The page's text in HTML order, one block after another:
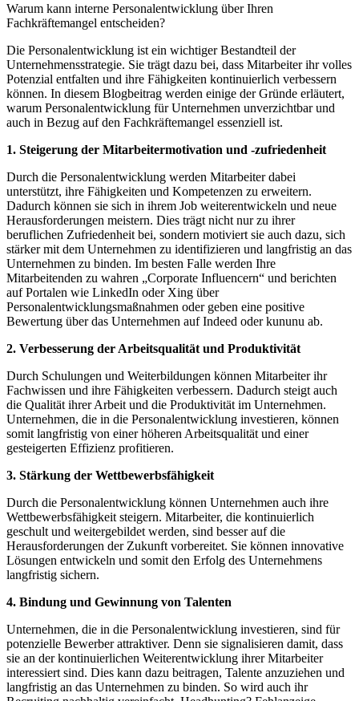
Warum kann interne Personalentwicklung über Ihren
Fachkräftemangel entscheiden?
Die Personalentwicklung ist ein wichtiger Bestandteil der
Unternehmensstrategie. Sie trägt dazu bei, dass Mitarbeiter ihr volles
Potenzial entfalten und ihre Fähigkeiten kontinuierlich verbessern
können. In diesem Blogbeitrag werden einige der Gründe erläutert,
warum Personalentwicklung für Unternehmen unverzichtbar und
auch in Bezug auf den Fachkräftemangel essenziell ist.
1. Steigerung der Mitarbeitermotivation und -zufriedenheit
Durch die Personalentwicklung werden Mitarbeiter dabei
unterstützt, ihre Fähigkeiten und Kompetenzen zu erweitern.
Dadurch können sie sich in ihrem Job weiterentwickeln und neue
Herausforderungen meistern. Dies trägt nicht nur zu ihrer
beruflichen Zufriedenheit bei, sondern motiviert sie auch dazu, sich
stärker mit dem Unternehmen zu identifizieren und langfristig an das
Unternehmen zu binden. Im besten Falle werden Ihre
Mitarbeitenden zu wahren „Corporate Influencern“ und berichten
auf Portalen wie LinkedIn oder Xing über
Personalentwicklungsmaßnahmen oder geben eine positive
Bewertung über das Unternehmen auf Indeed oder kununu ab.
2. Verbesserung der Arbeitsqualität und Produktivität
Durch Schulungen und Weiterbildungen können Mitarbeiter ihr
Fachwissen und ihre Fähigkeiten verbessern. Dadurch steigt auch
die Qualität ihrer Arbeit und die Produktivität im Unternehmen.
Unternehmen, die in die Personalentwicklung investieren, können
somit langfristig von einer höheren Arbeitsqualität und einer
gesteigerten Effizienz profitieren.
3. Stärkung der Wettbewerbsfähigkeit
Durch die Personalentwicklung können Unternehmen auch ihre
Wettbewerbsfähigkeit steigern. Mitarbeiter, die kontinuierlich
geschult und weitergebildet werden, sind besser auf die
Herausforderungen der Zukunft vorbereitet. Sie können innovative
Lösungen entwickeln und somit den Erfolg des Unternehmens
langfristig sichern.
4. Bindung und Gewinnung von Talenten
Unternehmen, die in die Personalentwicklung investieren, sind für
potenzielle Bewerber attraktiver. Denn sie signalisieren damit, dass
sie an der kontinuierlichen Weiterentwicklung ihrer Mitarbeiter
interessiert sind. Dies kann dazu beitragen, Talente anzuziehen und
langfristig an das Unternehmen zu binden. So wird auch ihr